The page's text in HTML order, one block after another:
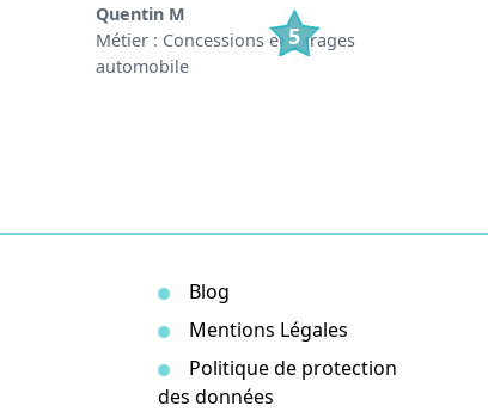
Quentin M
Métier : Concessions et garages
automobile
5
Blog
Mentions Légales
Politique de protection
des données